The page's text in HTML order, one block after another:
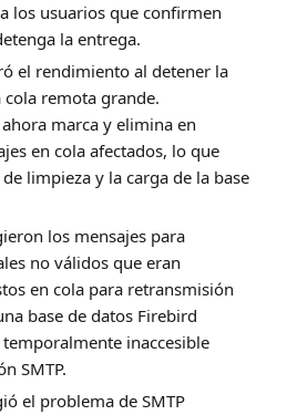
los usuarios que confirmen
la entrega.
el rendimiento al detener la
remota grande.
marca y elimina en
en cola afectados, lo que
limpieza y la carga de la base
los mensajes para
no válidos que eran
en cola para retransmisión
base de datos Firebird
inaccesible
SMTP.
el problema de SMTP